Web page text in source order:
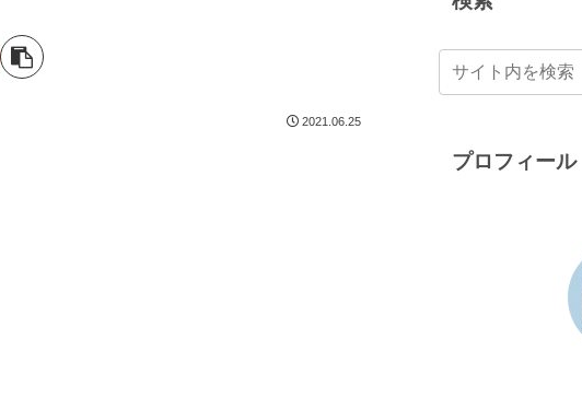
2021.06.25
プロフィール